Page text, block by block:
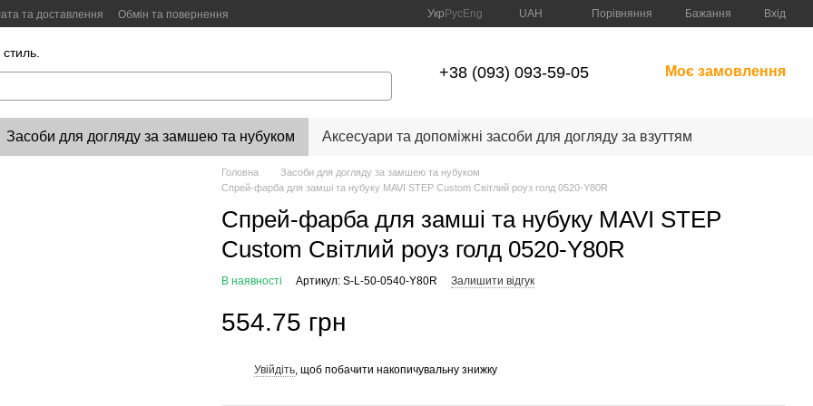
та доставлення
Обмін та повернення
Укр РусEng UAH Порівняння Бажання Вхід
+38 (093) 093-59-05 Моє замовлення
Засоби для догляду за замшею та нубуком Аксесуари та допоміжні засоби для догляду за взуттям
Головна
Засоби для догляду за замшею та нубуком
Спрей-фарба для замші та нубуку MAVI STEP Custom Світлий роуз голд 0520-Y80R
Спрей-фарба для замші та нубуку MAVI STEP
Custom Світлий роуз голд 0520-Y80R
В наявності Артикул: S-L-50-0540-Y80R Залишити відгук
554.75 грн
Увійдіть , щоб побачити накопичувальну знижку